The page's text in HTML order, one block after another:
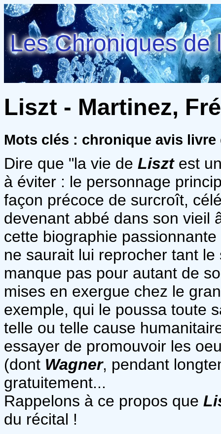
Les Chroniques de
Liszt - Martinez,
Mots clés : chronique avis
Dire que "la vie de Lisztest
à éviter : le personnage
façon précoce de surcroît,
devenant abbé dans son vieil
cette biographie
ne saurait lui reprocher tant
manque pas pour autant de
mises en exergue chez le
exemple, qui le poussa toute
telle ou telle cause
essayer de promouvoir les
(dont Wagner, pendant
gratuitement...
Rappelons à ce propos que
du récital !